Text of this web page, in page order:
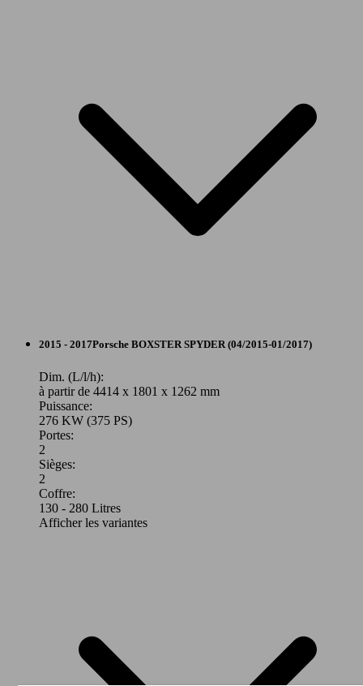
Cabriolet
Essence
Model Version
2015 - 2017Porsche BOXSTER SPYDER (04/2015-01/2017)
Dim. (L/l/h):
à partir de 4414 x 1801 x 1262 mm
Puissance:
276 KW (375 PS)
Portes:
2
Sièges:
2
Coffre:
130 - 280 Litres
Afficher les variantes